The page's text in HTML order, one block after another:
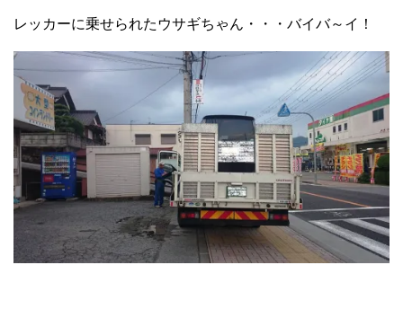
レッカーに乗せられたウサギちゃん・・・バイバ～イ！